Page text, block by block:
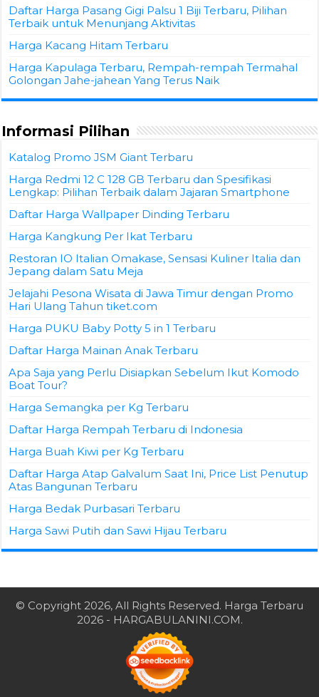
Daftar Harga Pasang Gigi Palsu 1 Biji Terbaru, Pilihan
Terbaik untuk Menunjang Aktivitas
Harga Kacang Hitam Terbaru
Harga Kapulaga Terbaru, Rempah-rempah Termahal
Golongan Jahe-jahean Yang Terus Naik
Informasi Pilihan
Katalog Promo JSM Giant Terbaru
Harga Redmi 12 C 128 GB Terbaru dan Spesifikasi
Lengkap: Pilihan Terbaik dalam Jajaran Smartphone
Daftar Harga Wallpaper Dinding Terbaru
Harga Kangkung Per Ikat Terbaru
Restoran IO Italian Omakase, Sensasi Kuliner Italia dan
Jepang dalam Satu Meja
Jelajahi Pesona Wisata di Jawa Timur dengan Promo
Hari Ulang Tahun tiket.com
Harga PUKU Baby Potty 5 in 1 Terbaru
Daftar Harga Mainan Anak Terbaru
Apa Saja yang Perlu Disiapkan Sebelum Ikut Komodo
Boat Tour?
Harga Semangka per Kg Terbaru
Daftar Harga Rempah Terbaru di Indonesia
Harga Buah Kiwi per Kg Terbaru
Daftar Harga Atap Galvalum Saat Ini, Price List Penutup
Atas Bangunan Terbaru
Harga Bedak Purbasari Terbaru
Harga Sawi Putih dan Sawi Hijau Terbaru
© Copyright 2026, All Rights Reserved. Harga Terbaru
2026- HARGABULANINI.COM.